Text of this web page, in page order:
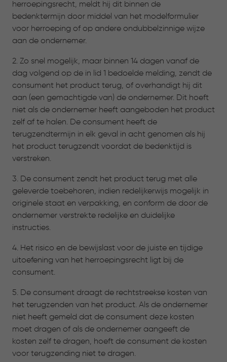
herroepingsrecht, meldt hij dit binnen de
bedenktermijn door middel van het modelformulier
voor herroeping of op andere ondubbelzinnige wijze
aan de ondernemer.
2. Zo snel mogelijk, maar binnen 14 dagen vanaf de
dag volgend op de in lid 1 bedoelde melding, zendt de
consument het product terug, of overhandigt hij dit
aan (een gemachtigde van) de ondernemer. Dit hoeft
niet als de ondernemer heeft aangeboden het product
zelf af te halen. De consument heeft de
terugzendtermijn in elk geval in acht genomen als hij
het product terugzendt voordat de bedenktijd is
verstreken.
3. De consument zendt het product terug met alle
geleverde toebehoren, indien redelijkerwijs mogelijk in
originele staat en verpakking, en conform de door de
ondernemer verstrekte redelijke en duidelijke
instructies.
4. Het risico en de bewijslast voor de juiste en tijdige
uitoefening van het herroepingsrecht ligt bij de
consument.
5. De consument draagt de rechtstreekse kosten van
het terugzenden van het product. Als de ondernemer
niet heeft gemeld dat de consument deze kosten
moet dragen of als de ondernemer aangeeft de
kosten zelf te dragen, hoeft de consument de kosten
voor terugzending niet te dragen.